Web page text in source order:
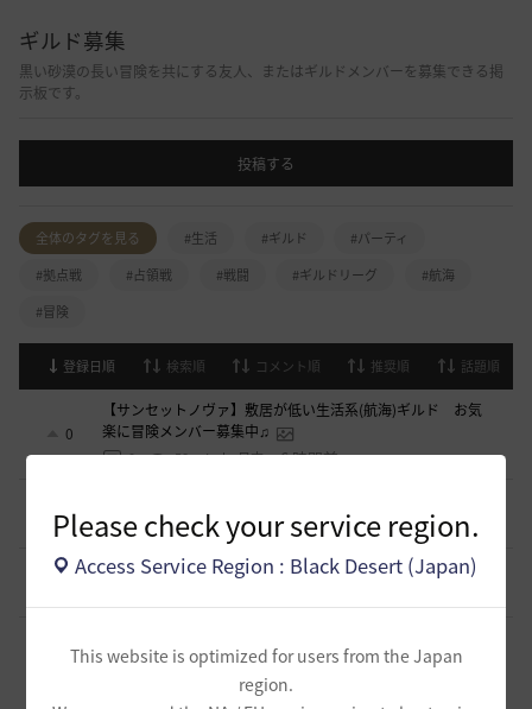
Please check your service region.
Access Service Region : Black Desert (Japan)
This website is optimized for users from the Japan
region.
ギルド募集
黒い砂漠の長い冒険を共にする友人、またはギルドメンバーを募集できる掲
示板です。
投稿する
全体のタグを見る #生活 #ギルド
#パーティ
#拠点戦
#占領戦 #戦闘 #ギルドリーグ
#航海
#冒険
登録日順 検索順 コメント順 推奨順 話題順
0
【サンセットノヴァ】敷居が低い生活系(航海)ギルド お気
楽に冒険メンバー募集中♫
0 58 Iroly-日本 6 時間前
0
0 109 とりぐな 11 時間前
【TrueWinter】ギルドメンバー募集
だけどたまにおしゃべりを楽しんだり(*'ω'*)【魔弾の射手】
で一緒に遊びませんか？